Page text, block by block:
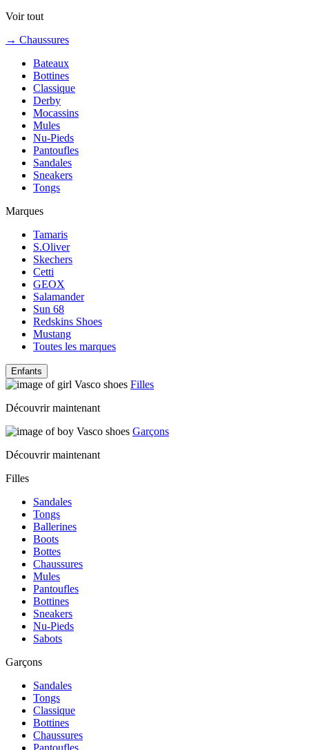
Voir tout
→ Chaussures
Bateaux
Bottines
Classique
Derby
Mocassins
Mules
Nu-Pieds
Pantoufles
Sandales
Sneakers
Tongs
Marques
Tamaris
S.Oliver
Skechers
Cetti
GEOX
Salamander
Sun 68
Redskins Shoes
Mustang
Toutes les marques
Enfants
Filles
Découvrir maintenant
Garçons
Découvrir maintenant
Filles
Sandales
Tongs
Ballerines
Boots
Bottes
Chaussures
Mules
Pantoufles
Bottines
Sneakers
Nu-Pieds
Sabots
Garçons
Sandales
Tongs
Classique
Bottines
Chaussures
Pantoufles